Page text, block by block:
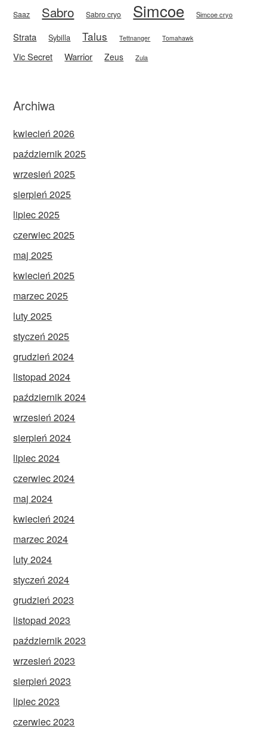
Saaz Sabro Sabro cryo Simcoe Simcoe cryo
Strata Sybilla Talus Tettnanger Tomahawk
Vic Secret Warrior Zeus Zula
Archiwa
kwiecień 2026
październik 2025
wrzesień 2025
sierpień 2025
lipiec 2025
czerwiec 2025
maj 2025
kwiecień 2025
marzec 2025
luty 2025
styczeń 2025
grudzień 2024
listopad 2024
październik 2024
wrzesień 2024
sierpień 2024
lipiec 2024
czerwiec 2024
maj 2024
kwiecień 2024
marzec 2024
luty 2024
styczeń 2024
grudzień 2023
listopad 2023
październik 2023
wrzesień 2023
sierpień 2023
lipiec 2023
czerwiec 2023